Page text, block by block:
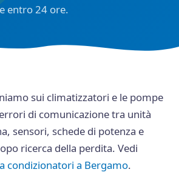
entro 24 ore.
sui climatizzatori e le pompe
di comunicazione tra unità
sensori, schede di potenza e
ricerca della perdita. Vedi
condizionatori a Bergamo.